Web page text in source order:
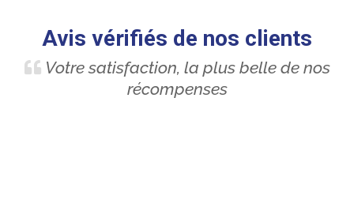
Avis vérifiés de nos clients
Votre satisfaction, la plus belle de nos
récompenses